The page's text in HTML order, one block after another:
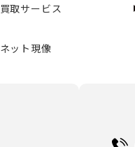
買取サービス
ネット現像